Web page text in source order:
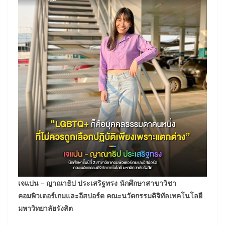
เจแปน – ญาณาธิป ประเสริฐทรง นักศึกษาสาขาวิชา
คอมพิวเตอร์เกมและอีสปอร์ต คณะนวัตกรรมดิจิทัลเทคโนโลยี
มหาวิทยาลัยรังสิต